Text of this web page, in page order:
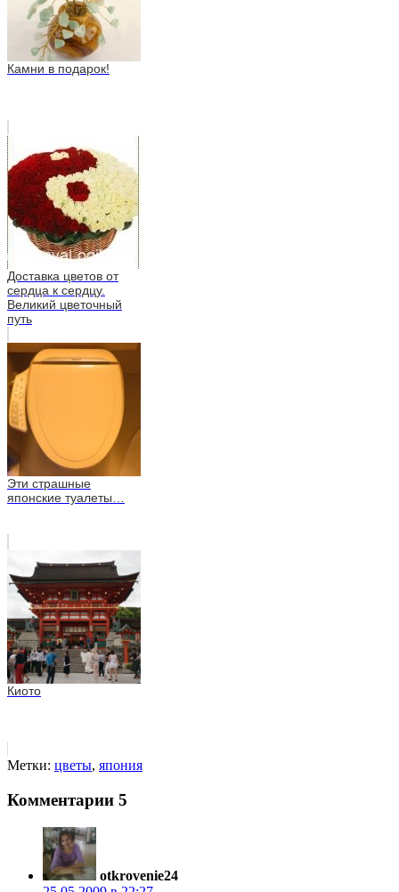
Камни в подарок!
Доставка цветов от
сердца к сердцу.
Великий цветочный
путь
Эти страшные
японские туалеты…
Киото
Метки: цветы, япония
Комментарии 5
otkrovenie24